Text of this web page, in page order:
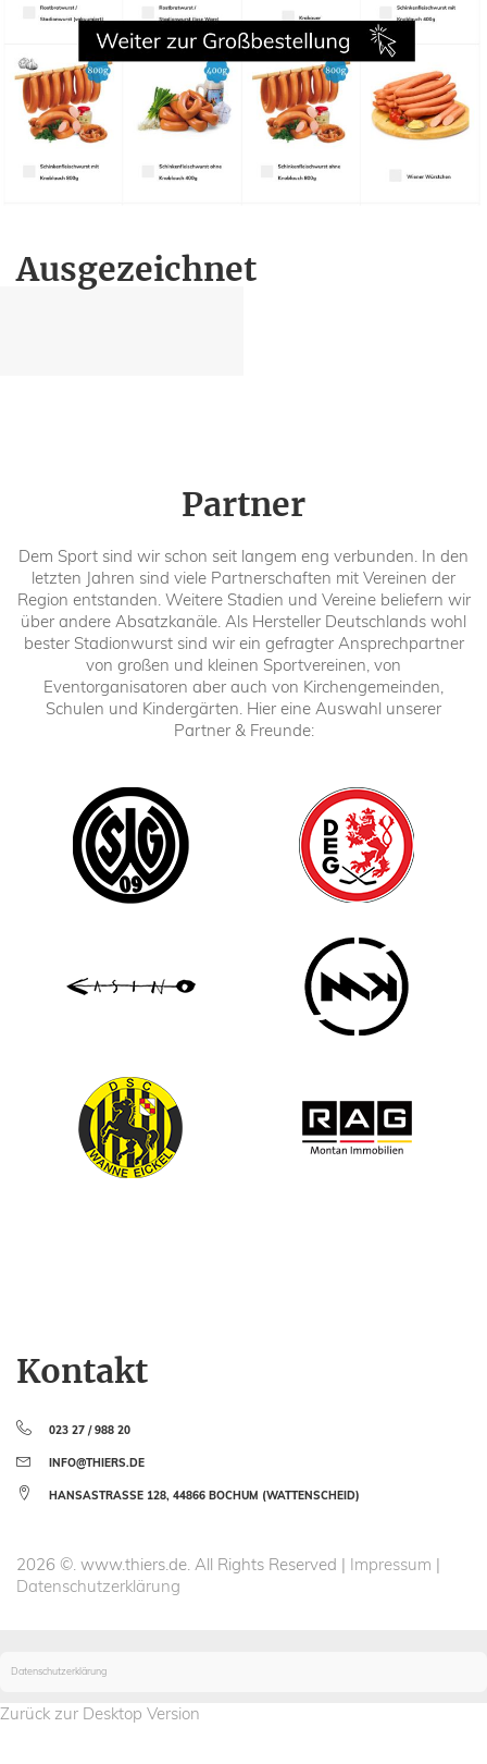
Ausgezeichnet
Partner
Dem Sport sind wir schon seit langem eng verbunden. In den
letzten Jahren sind viele Partnerschaften mit Vereinen der
Region entstanden. Weitere Stadien und Vereine beliefern wir
über andere Absatzkanäle. Als Hersteller Deutschlands wohl
bester Stadionwurst sind wir ein gefragter Ansprechpartner
von großen und kleinen Sportvereinen, von
Eventorganisatoren aber auch von Kirchengemeinden,
Schulen und Kindergärten. Hier eine Auswahl unserer
Partner & Freunde:
Kontakt
023 27 / 988 20
INFO@THIERS.DE
HANSASTRASSE 128, 44866 BOCHUM (WATTENSCHEID)
2026 ©. www.thiers.de. All Rights Reserved | Impressum |
Datenschutzerklärung
Aktivieren Sie die Karte um unseren Standort zu sehen. Das aktivieren der Karte lädt Cookies von
Datenschutzerklärung
Zurück zur Desktop Version